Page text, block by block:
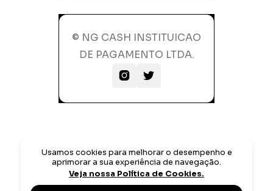
© NG CASH INSTITUICAO
DE PAGAMENTO LTDA.
 
Usamos cookies para melhorar o desempenho e
aprimorar a sua experiência de navegação.
Veja nossa Política de Cookies.